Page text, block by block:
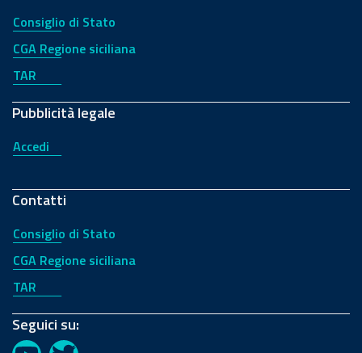
Consiglio di Stato
CGA Regione siciliana
TAR
Pubblicità legale
Accedi
Contatti
Consiglio di Stato
CGA Regione siciliana
TAR
Seguici su: